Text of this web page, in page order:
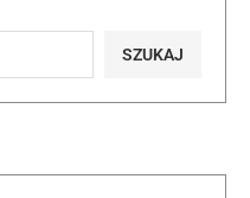
SZUKAJ